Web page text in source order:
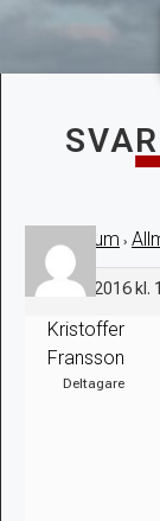
› Forum ›
3 mars, 2016 kl.
Kristoffer
Fransson
Deltagare